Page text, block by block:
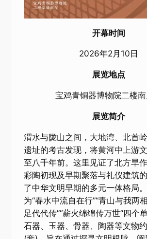
开幕时间
2026年2月10日
展览地点
宝鸡青铜器博物院二楼
展览简介
渭水与陇山之间，大地湾、北首
遗址的考古发现，将黄河中上游
至八千年前。这里见证了北方旱作
彩陶初现及早期聚落与礼仪建筑
了中华文明早期的多元一体格局
为“春水中流自在行”“青山与我两
足代代传”“薪火绵绵传万世”四个
石器、玉器、骨器、陶器等文物